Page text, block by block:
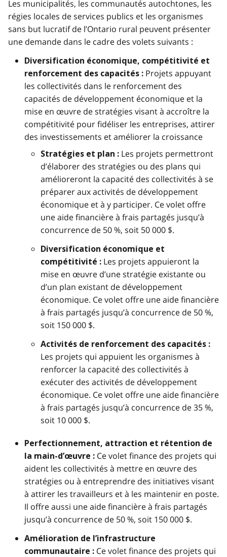
Les municipalités, les communautés autochtones, les
régies locales de services publics et les organismes
sans but lucratif de l’Ontario rural peuvent présenter
une demande dans le cadre des volets suivants :
Diversification économique, compétitivité et
renforcement des capacités : Projets appuyant
les collectivités dans le renforcement des
capacités de développement économique et la
mise en œuvre de stratégies visant à accroître la
compétitivité pour fidéliser les entreprises, attirer
des investissements et améliorer la croissance
Stratégies et plan : Les projets permettront
d’élaborer des stratégies ou des plans qui
amélioreront la capacité des collectivités à se
préparer aux activités de développement
économique et à y participer. Ce volet offre
une aide financière à frais partagés jusqu’à
concurrence de 50 %, soit 50 000 $.
Diversification économique et
compétitivité : Les projets appuieront la
mise en œuvre d’une stratégie existante ou
d’un plan existant de développement
économique. Ce volet offre une aide financière
à frais partagés jusqu’à concurrence de 50 %,
soit 150 000 $.
Activités de renforcement des capacités :
Les projets qui appuient les organismes à
renforcer la capacité des collectivités à
exécuter des activités de développement
économique. Ce volet offre une aide financière
à frais partagés jusqu’à concurrence de 35 %,
soit 10 000 $.
Perfectionnement, attraction et rétention de
la main-d’œuvre : Ce volet finance des projets qui
aident les collectivités à mettre en œuvre des
stratégies ou à entreprendre des initiatives visant
à attirer les travailleurs et à les maintenir en poste.
Il offre aussi une aide financière à frais partagés
jusqu’à concurrence de 50 %, soit 150 000 $.
Amélioration de l’infrastructure
communautaire : Ce volet finance des projets qui